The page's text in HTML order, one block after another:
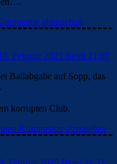
abzugeben
Februar 2025 Beim 21:07
Ballabgabe auf Sopp, das
korrupten Club.
Kommentar abzugeben